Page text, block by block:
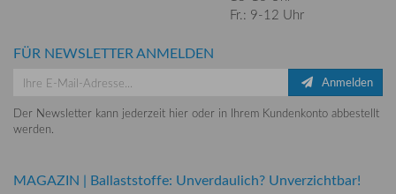
Fr.: 9-12 Uhr
FÜR NEWSLETTER ANMELDEN
Anmelden
Der Newsletter kann jederzeit hier oder in Ihrem Kundenkonto abbestellt
werden.
MAGAZIN | Ballaststoffe: Unverdaulich? Unverzichtbar!